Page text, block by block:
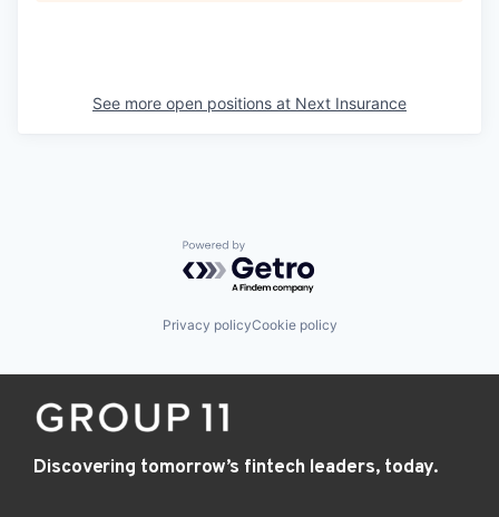
See more open positions at Next Insurance
Powered by Getro.com
Privacy policyCookie policy
Discovering tomorrow’s fintech leaders, today.